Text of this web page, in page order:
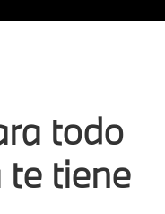
todo
te tiene